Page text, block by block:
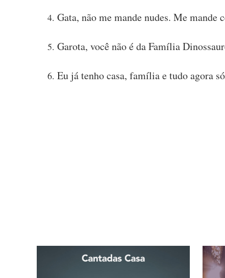
Gata, não me mande nudes. Me
Garota, você não é da Família
Eu já tenho casa, família e tudo agora